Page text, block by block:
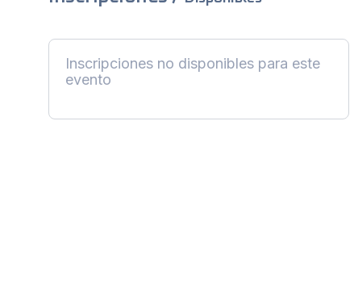
Inscripciones no disponibles para este
evento